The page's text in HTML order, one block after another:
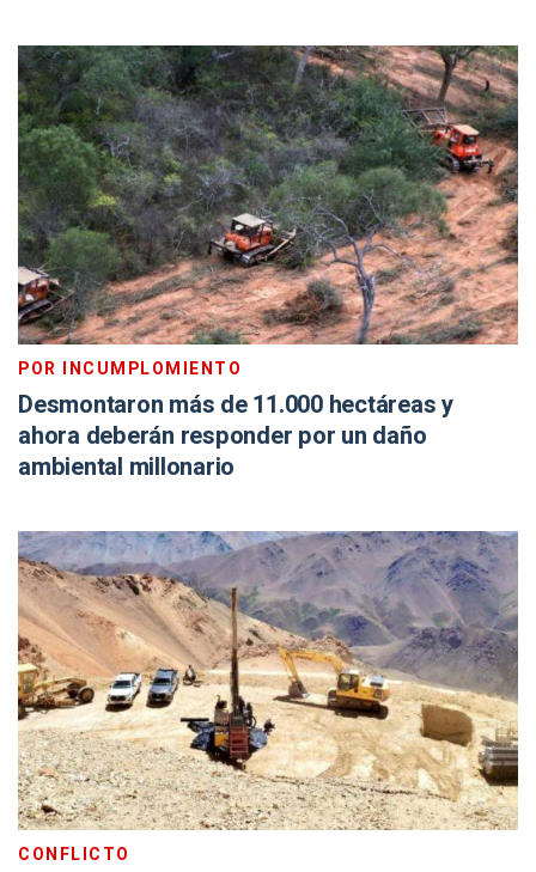
POR INCUMPLOMIENTO
Desmontaron más de 11.000 hectáreas y
ahora deberán responder por un daño
ambiental millonario
CONFLICTO